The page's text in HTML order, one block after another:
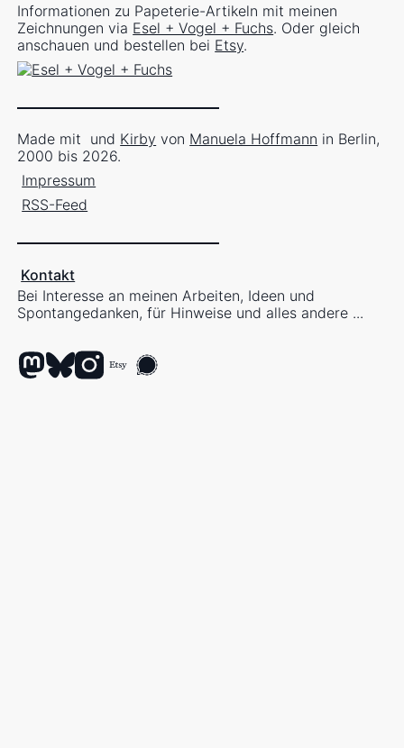
Informationen zu Papeterie-Artikeln mit meinen
Zeichnungen via Esel + Vogel + Fuchs. Oder gleich
anschauen und bestellen bei Etsy.
Made mit und Kirby von Manuela Hoffmann in Berlin,
2000 bis 2026.
Impressum
RSS-Feed
Kontakt
Bei Interesse an meinen Arbeiten, Ideen und
Spontangedanken, für Hinweise und alles andere ...